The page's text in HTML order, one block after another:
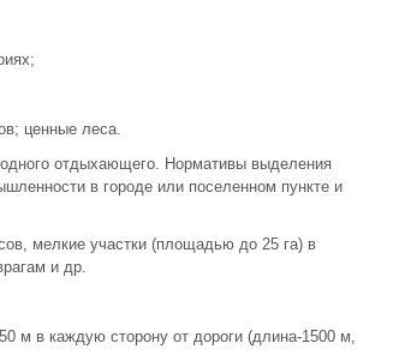
ценные леса.
отдыхающего. Нормативы выделения
в городе или поселенном пункте и
мелкие участки (площадью до 25 га) в
и др.
м в каждую сторону от дороги (длина-1500 м,